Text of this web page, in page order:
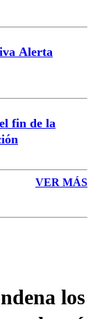
Alerta
fin de la
VER MÁS
los